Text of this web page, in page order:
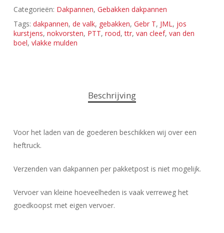
Categorieën: Dakpannen, Gebakken dakpannen
Tags: dakpannen, de valk, gebakken, Gebr T, JML , jos
kurstjens, nokvorsten, PTT, rood,ttr, van cleef, van den
boel, vlakke mulden
Beschrijving
Voor het laden van de goederen beschikken wij over een
heftruck.
Verzenden van dakpannen per pakketpost is niet mogelijk.
Vervoer van kleine hoeveelheden is vaak verreweg het
goedkoopst met eigen vervoer.